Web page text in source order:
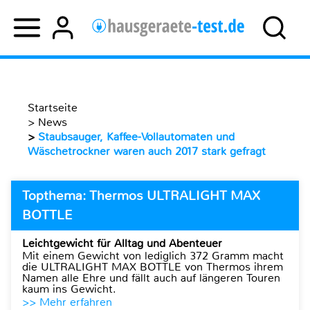
Startseite
> News
> Staubsauger, Kaffee-Vollautomaten und
Wäschetrockner waren auch 2017 stark gefragt
Topthema: Thermos ULTRALIGHT MAX
BOTTLE
Leichtgewicht für Alltag und Abenteuer
Mit einem Gewicht von lediglich 372 Gramm macht
die ULTRALIGHT MAX BOTTLE von Thermos ihrem
Namen alle Ehre und fällt auch auf längeren Touren
kaum ins Gewicht.
>> Mehr erfahren